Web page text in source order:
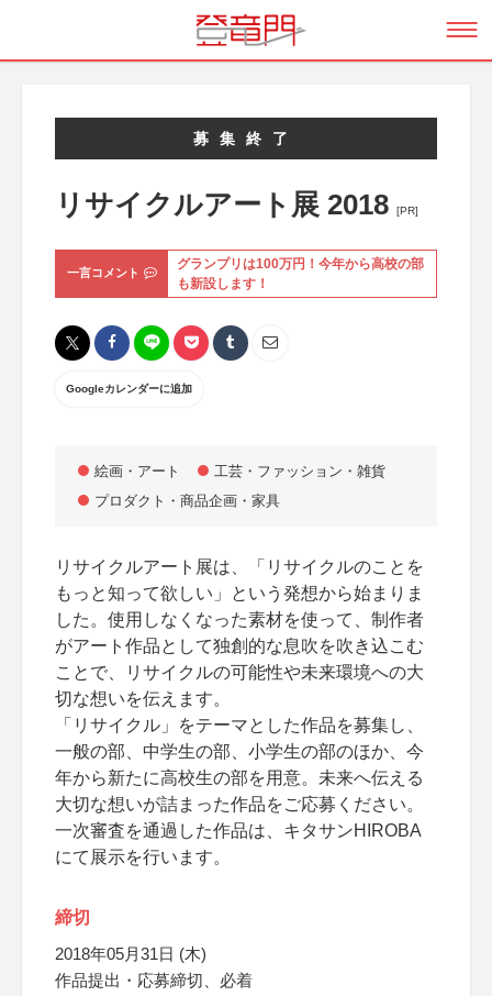
募集終了
リサイクルアート展 2018 [PR]
一言コメント
グランプリは100万円！今年から高校の部
も新設します！
Googleカレンダーに追加
絵画・アート
工芸・ファッション・雑貨
プロダクト・商品企画・家具
リサイクルアート展は、「リサイクルのことを
もっと知って欲しい」という発想から始まりま
した。使用しなくなった素材を使って、制作者
がアート作品として独創的な息吹を吹き込こむ
ことで、リサイクルの可能性や未来環境への大
切な想いを伝えます。
「リサイクル」をテーマとした作品を募集し、
一般の部、中学生の部、小学生の部のほか、今
年から新たに高校生の部を用意。未来へ伝える
大切な想いが詰まった作品をご応募ください。
一次審査を通過した作品は、キタサンHIROBA
にて展示を行います。
締切
2018年05月31日 (木)
作品提出・応募締切、必着